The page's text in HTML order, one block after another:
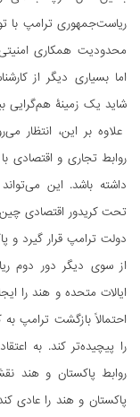
ریاست‌جمهوری ترامپ با
محدودیت همکاری
اما بسیاری دیگر از
شاید یک زمینۀ هم‌گرایی
علاوه بر این، انتظار
روابط تجاری و اقتصادی
داشته باشد. این
تحت کریدور اقتصادی
دولت ترامپ قرار گیرد و
از سوی دیگر دور دوم
ایالات متحده و هند را
احتمالاً بازگشت ترامپ
را پیچیده‌تر کند. به
روابط پاکستان و هند
پاکستان و هند را عادی